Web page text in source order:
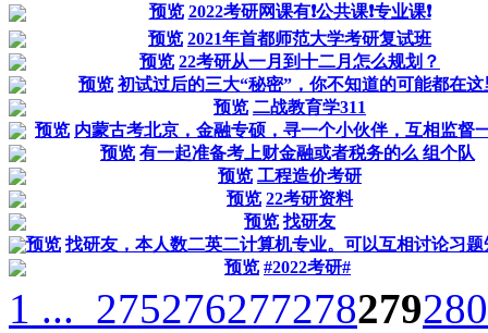
预览 2022考研网课有❗️公共课❗️专业课❗️
预览 2021年首都师范大学考研复试班
预览 22考研从一月到十二月怎么规划？
预览 初试过后的三大“秘密”，你不知道的可能都在这
预览 二战教育学311
预览 内蒙古考北京，金融专硕，寻一个小伙伴，互相监督
预览 有一起准备考上财金融或者税务的么 组个队
预览 工程造价考研
预览 22考研资料
预览 找研友
预览 找研友，本人数二英二计算机专业。可以互相讨论习题
预览 #2022考研#
1 ... 275276277278279280